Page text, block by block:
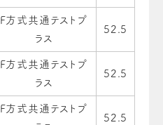
F方式共通テストプ
ラス
52.5
F方式共通テストプ
ラス
52.5
F方式共通テストプ
52.5